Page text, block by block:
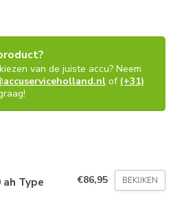
van de juiste accu? Neem
of (+31)
Type €86,95 BEKIJKEN